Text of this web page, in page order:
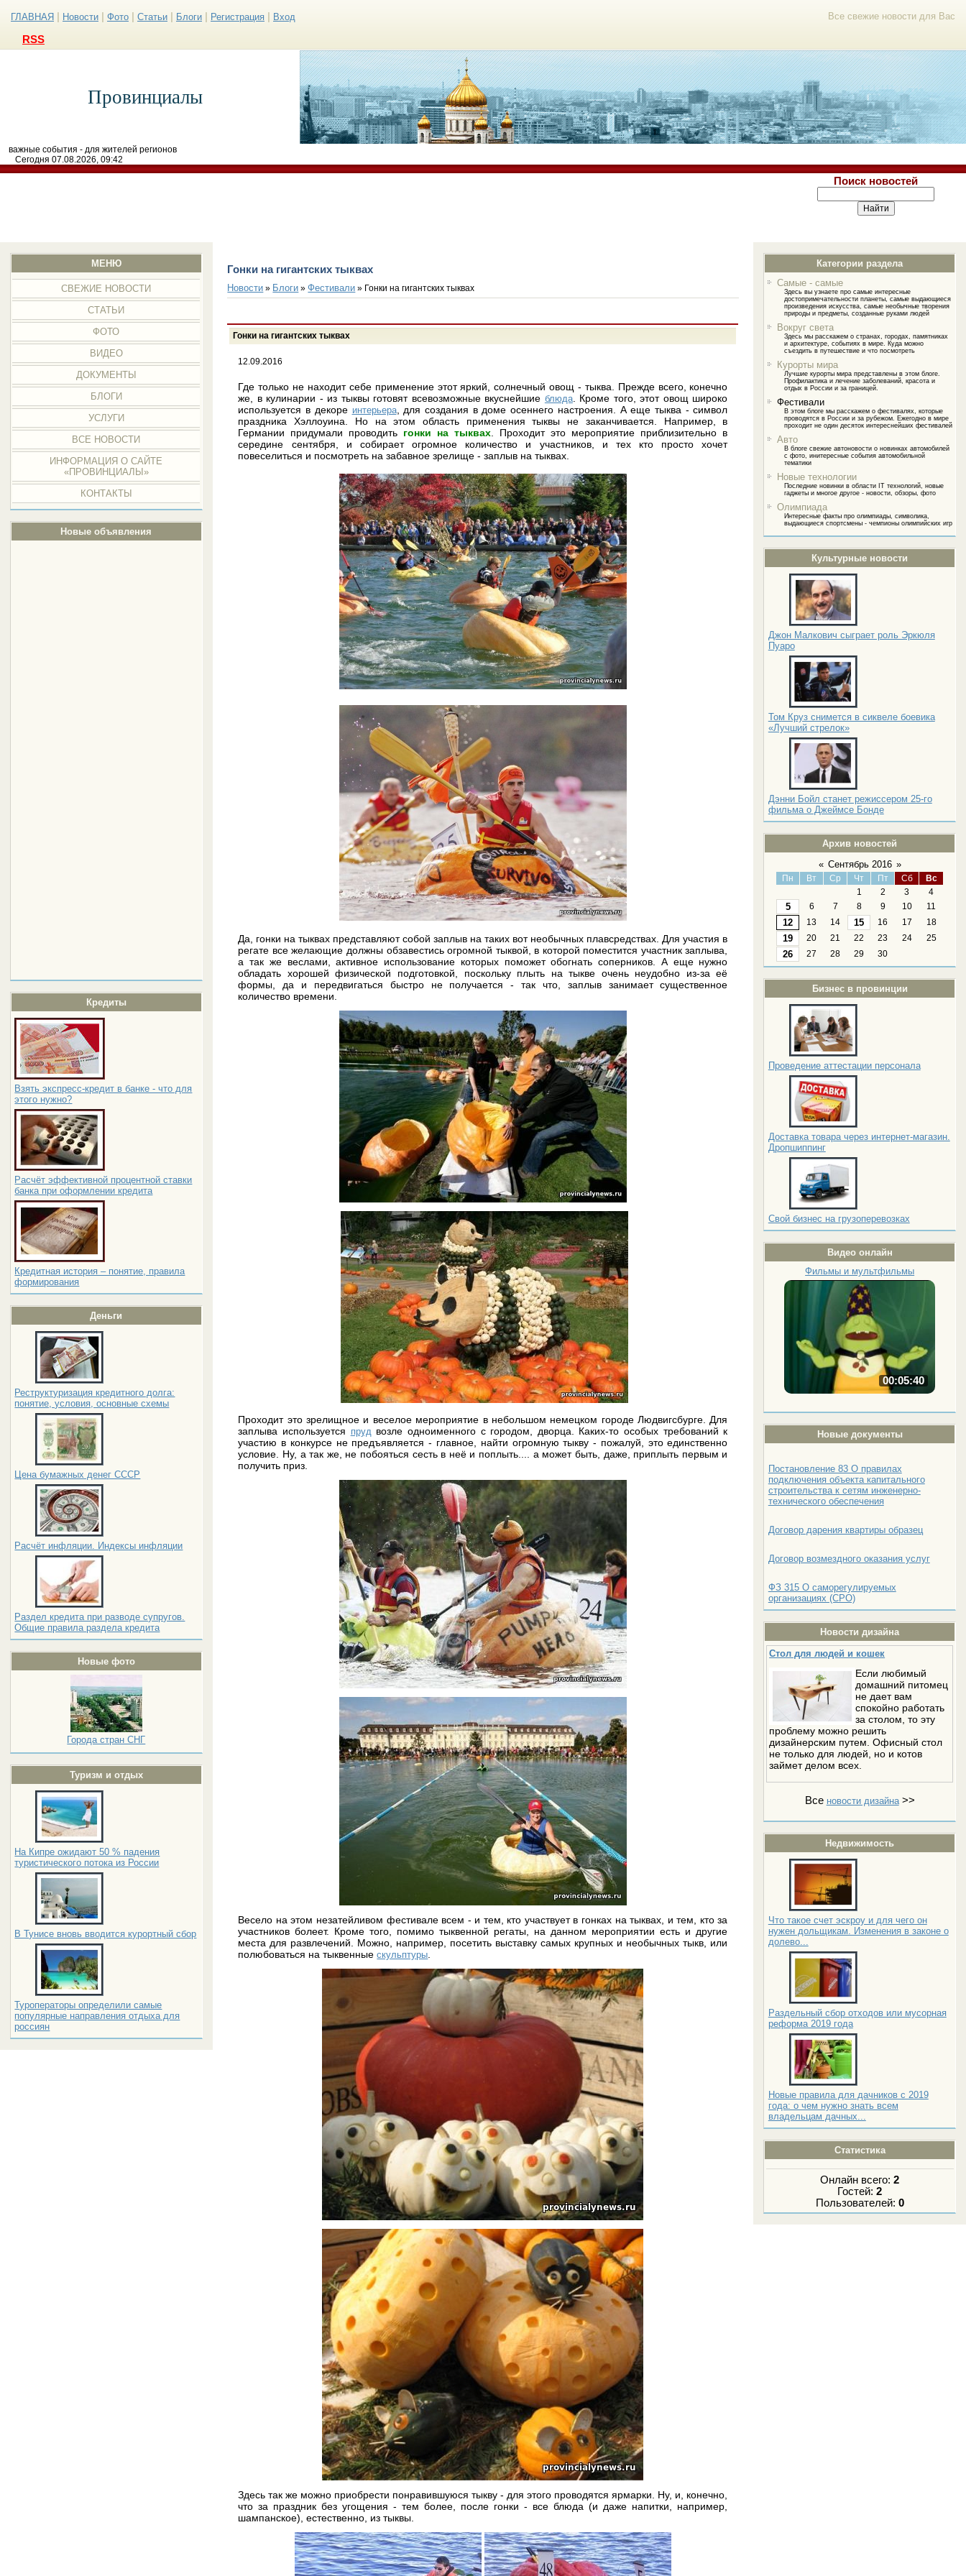
Все свежие новости для Вас
ГЛАВНАЯ Новости Фото Статьи Блоги Регистрация Вход
RSS
Провинциалы
важные события - для жителей регионов
Сегодня 07.08.2026, 09:42
Поиск новостей
МЕНЮ
СВЕЖИЕ НОВОСТИ
СТАТЬИ
ФОТО
ВИДЕО
ДОКУМЕНТЫ
БЛОГИ
УСЛУГИ
ВСЕ НОВОСТИ
ИНФОРМАЦИЯ О САЙТЕ
«ПРОВИНЦИАЛЫ»
КОНТАКТЫ
Новые объявления
Кредиты
Взять экспресс-кредит в банке - что для
этого нужно?
Расчёт эффективной процентной ставки
банка при оформлении кредита
Кредитная история – понятие, правила
формирования
Деньги
Реструктуризация кредитного долга:
понятие, условия, основные схемы
Цена бумажных денег СССР
Расчёт инфляции. Индексы инфляции
Раздел кредита при разводе супругов.
Общие правила раздела кредита
Новые фото
Города стран СНГ
Туризм и отдых
На Кипре ожидают 50 % падения
туристического потока из России
В Тунисе вновь вводится курортный сбор
Туроператоры определили самые
популярные направления отдыха для
россиян
Категории раздела
Самые - самые
Здесь вы узнаете про самые интересные
достопримечательности планеты, самые выдающиеся
произведения искусства, самые необычные творения
природы и предметы, созданные руками людей
Вокруг света
Здесь мы расскажем о странах, городах, памятниках
и архитектуре, событиях в мире. Куда можно
съездить в путешествие и что посмотреть
Курорты мира
Лучшие курорты мира представлены в этом блоге.
Профилактика и лечение заболеваний, красота и
отдых в России и за границей.
Фестивали
В этом блоге мы расскажем о фестивалях, которые
проводятся в России и за рубежом. Ежегодно в мире
проходит не один десяток интереснейших фестивалей
Авто
В блоге свежие автоновости о новинках автомобилей
с фото, инитересные события автомобильной
тематики
Новые технологии
Последние новинки в области IT технологий, новые
гаджеты и многое другое - новости, обзоры, фото
Олимпиада
Интересные факты про олимпиады, символика,
выдающиеся спортсмены - чемпионы олимпийских игр
Культурные новости
Джон Малкович сыграет роль Эркюля
Пуаро
Том Круз снимется в сиквеле боевика
«Лучший стрелок»
Дэнни Бойл станет режиссером 25-го
фильма о Джеймсе Бонде
Архив новостей
« Сентябрь 2016 »
Пн Вт Ср Чт Пт Сб
Вс
1
2 3 4
5 6 7 8 9 10 11
12 13 14 15 16 17 18
19 20 21 22 23 24 25
26 27 28 29 30
Бизнес в провинции
Проведение аттестации персонала
Доставка товара через интернет-магазин.
Дропшиппинг
Свой бизнес на грузоперевозках
Видео онлайн
Фильмы и мультфильмы
00:05:40
Новые документы
Постановление 83 О правилах
подключения объекта капитального
строительства к сетям инженерно-
технического обеспечения
Договор дарения квартиры образец
Договор возмездного оказания услуг
ФЗ 315 О саморегулируемых
организациях (СРО)
Новости дизайна
Стол для людей и кошек
Если любимый
домашний питомец
не дает вам
спокойно работать
за столом, то эту
проблему можно решить
дизайнерским путем. Офисный стол
не только для людей, но и котов
займет делом всех.
Все новости дизайна>>
Недвижимость
Что такое счет эскроу и для чего он
нужен дольщикам. Изменения в законе о
долево...
Раздельный сбор отходов или мусорная
реформа 2019 года
Новые правила для дачников с 2019
года: о чем нужно знать всем
владельцам дачных...
Статистика
Онлайн всего:2
Гостей:2
Пользователей: 0
Гонки на гигантских тыквах
Новости » Блоги »Фестивали » Гонки на гигантских тыквах
Гонки на гигантских тыквах
12.09.2016
Где только не находит себе применение этот яркий, солнечный овощ - тыква. Прежде всего, конечно
же, в кулинарии - из тыквы готовят всевозможные вкуснейшие блюда. Кроме того, этот овощ широко
используется в декоре интерьера, для создания в доме осеннего настроения. А еще тыква - символ
праздника Хэллоуина. Но на этом область применения тыквы не заканчивается. Например, в
Германии придумали проводить гонки на тыквах . Проходит это мероприятие приблизительно в
середине сентября, и собирает огромное количество и участников, и тех кто просто хочет
повеселиться и посмотреть на забавное зрелище - заплыв на тыквах.
Да, гонки на тыквах представляют собой заплыв на таких вот необычных плавсредствах. Для участия в
регате все желающие должны обзавестись огромной тыквой, в которой поместится участник заплыва,
а так же веслами, активное использование которых поможет обогнать соперников. А еще нужно
обладать хорошей физической подготовкой, поскольку плыть на тыкве очень неудобно из-за её
формы, да и передвигаться быстро не получается - так что, заплыв занимает существенное
количество времени.
Проходит это зрелищное и веселое мероприятие в небольшом немецком городе Людвигсбурге. Для
заплыва используется пруд возле одноименного с городом, дворца. Каких-то особых требований к
участию в конкурсе не предъявляется - главное, найти огромную тыкву - пожалуй, это единственно
условие. Ну, а так же, не побояться сесть в неё и поплыть.... а может быть, даже, приплыть первым и
получить приз.
Весело на этом незатейливом фестивале всем - и тем, кто участвует в гонках на тыквах, и тем, кто за
участников болеет. Кроме того, помимо тыквенной регаты, на данном мероприятии есть и другие
места для развлечений. Можно, например, посетить выставку самых крупных и необычных тыкв, или
полюбоваться на тыквенныескульптуры
Здесь так же можно приобрести понравившуюся тыкву - для этого проводятся ярмарки. Ну, и, конечно,
что за праздник без угощения - тем более, после гонки - все блюда (и даже напитки, например,
шампанское), естественно, из тыквы.